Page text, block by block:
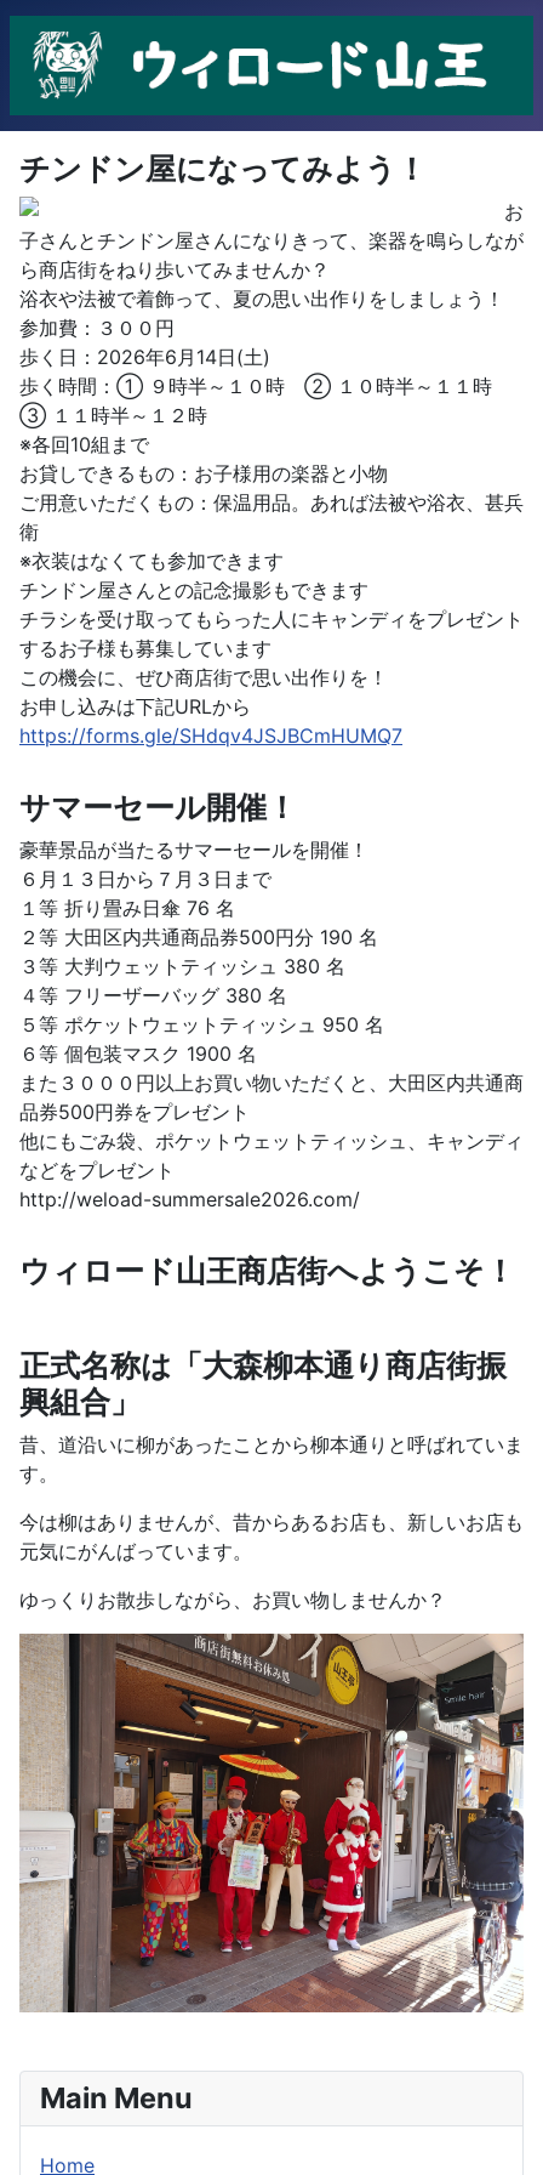
チンドン屋になってみよう！
お
子さんとチンドン屋さんになりきって、楽器を鳴らしなが
ら商店街をねり歩いてみませんか？
浴衣や法被で着飾って、夏の思い出作りをしましょう！
参加費：３００円
歩く日：2026年6月14日(土)
歩く時間：① ９時半～１０時 ② １０時半～１１時
③ １１時半～１２時
※各回10組まで
お貸しできるもの：お子様用の楽器と小物
ご用意いただくもの：保温用品。あれば法被や浴衣、甚兵
衛
※衣装はなくても参加できます
チンドン屋さんとの記念撮影もできます
チラシを受け取ってもらった人にキャンディをプレゼント
するお子様も募集しています
この機会に、ぜひ商店街で思い出作りを！
お申し込みは下記URLから
https://forms.gle/SHdqv4JSJBCmHUMQ7
サマーセール開催！
豪華景品が当たるサマーセールを開催！
６月１３日から７月３日まで
１等 折り畳み日傘 76 名
２等 大田区内共通商品券500円分 190 名
３等 大判ウェットティッシュ 380 名
４等 フリーザーバッグ 380 名
５等 ポケットウェットティッシュ 950 名
６等 個包装マスク 1900 名
また３０００円以上お買い物いただくと、大田区内共通商
品券500円券をプレゼント
他にもごみ袋、ポケットウェットティッシュ、キャンディ
などをプレゼント
http://weload-summersale2026.com/
ウィロード山王商店街へようこそ！
正式名称は「大森柳本通り商店街振
興組合」
昔、道沿いに柳があったことから柳本通りと呼ばれていま
す。
今は柳はありませんが、昔からあるお店も、新しいお店も
元気にがんばっています。
ゆっくりお散歩しながら、お買い物しませんか？
Main Menu
Home